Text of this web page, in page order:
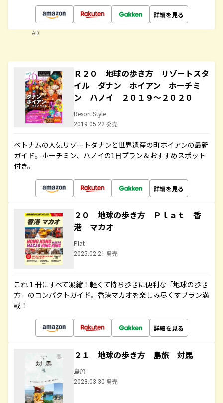
詳細を見る
AD
Ｒ２０ 地球の歩き方 リゾートスタ
イル ダナン ホイアン ホーチミ
ン ハノイ ２０１９～２０２０
Resort Style
2019.05.22 発売
ベトナムの人気リゾートダナンと世界遺産の町ホイアンの最新
ガイド。ホーチミン、ハノイの1日プラン＆おすすめスポット
付き。
詳細を見る
２０ 地球の歩き方 Ｐｌａｔ 香
港 マカオ
Plat
2025.02.21 発売
これ１冊にすべて凝縮！軽くて持ち歩きに便利な「地球の歩き
方」のコンパクトガイド。香港マカオを楽しみ尽くすプラン満
載！
詳細を見る
２１ 地球の歩き方 島旅 対馬
島旅
2023.03.30 発売